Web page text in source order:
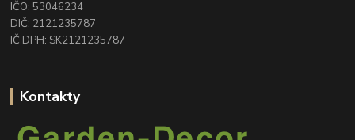
IČO: 53046234
DIČ: 2121235787
IČ DPH: SK2121235787
Kontakty